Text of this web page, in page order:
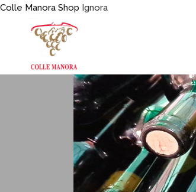
Colle Manora Shop Ignora